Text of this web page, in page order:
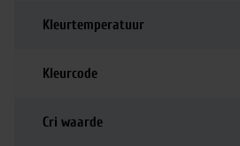
Kleurtemperatuur
Kleurcode
Cri waarde